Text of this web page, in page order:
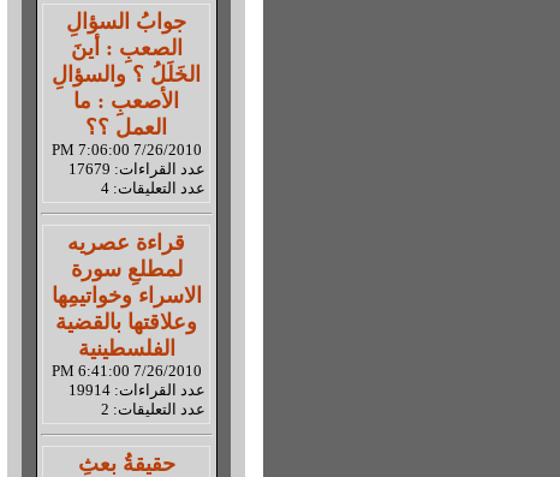
جوابُ السؤالِ
الصعبِ : أينَ
الخَلَلُ ؟ والسؤالِ
الأصعبِ : ما
العمل ؟؟
7/26/2010 7:06:00 PM
عدد القراءات: 17679
عدد التعليقات: 4
قراءة عصريه
لمطلعِ سورة
الاسراء وخواتيمِها
وعلاقتها بالقضية
الفلسطينية
7/26/2010 6:41:00 PM
عدد القراءات: 19914
عدد التعليقات: 2
حقيقةُ بعثِ